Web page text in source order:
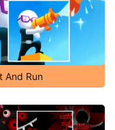
And Run